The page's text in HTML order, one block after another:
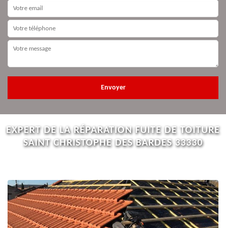
EXPERT DE LA RÉPARATION FUITE DE TOITURE
SAINT CHRISTOPHE DES BARDES 33330